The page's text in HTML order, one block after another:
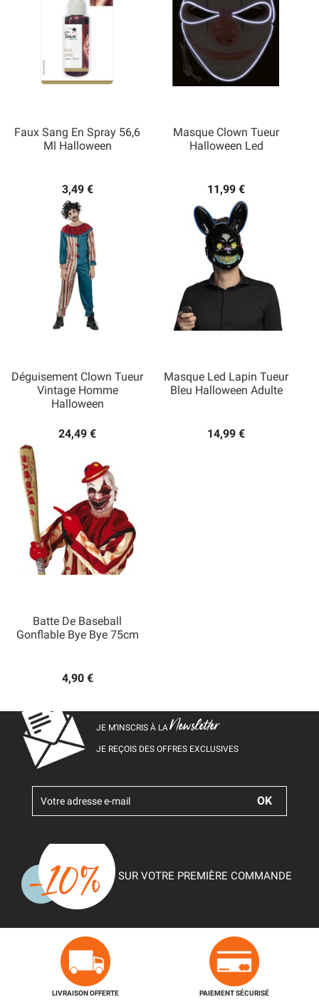
Faux Sang En Spray 56,6
Ml Halloween
3,49 €
Masque Clown Tueur
Halloween Led
11,99 €
Déguisement Clown Tueur
Vintage Homme
Halloween
24,49 €
Masque Led Lapin Tueur
Bleu Halloween Adulte
14,99 €
Batte De Baseball
Gonflable Bye Bye 75cm
4,90 €
JE M’INSCRIS À LANewsletter
JE REÇOIS DES OFFRES EXCLUSIVES
SUR VOTRE PREMIÈRE COMMANDE
LIVRAISON OFFERTE
PAIEMENT SÉCURISÉ